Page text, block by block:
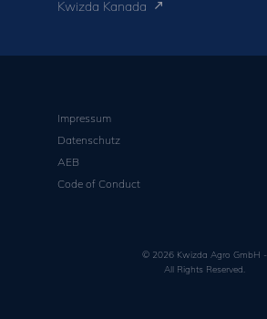
Kwizda Kanada
Impressum
Datenschutz
AEB
Code of Conduct
© 2026 Kwizda Agro GmbH -
All Rights Reserved.